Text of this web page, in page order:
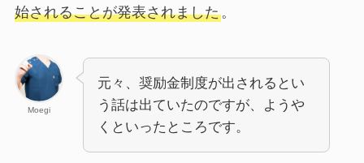
始されることが発表されました。
Moegi
元々、奨励金制度が出されるとい
う話は出ていたのですが、ようや
くといったところです。